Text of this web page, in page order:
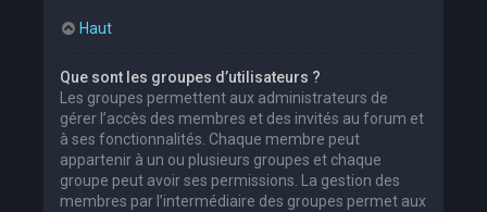
Haut
Que sont les groupes d’utilisateurs ?
Les groupes permettent aux administrateurs de
gérer l’accès des membres et des invités au forum et
à ses fonctionnalités. Chaque membre peut
appartenir à un ou plusieurs groupes et chaque
groupe peut avoir ses permissions. La gestion des
membres par l’intermédiaire des groupes permet aux